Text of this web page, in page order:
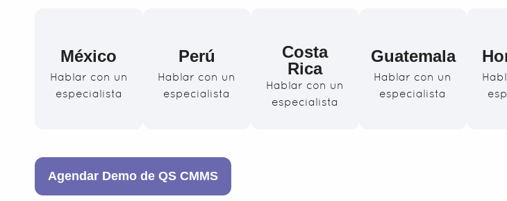
México
Hablar con un
especialista
Perú
Hablar con un
especialista
Costa
Rica
Hablar con un
especialista
Guatemala
Hablar con un
especialista
Agendar Demo de QS CMMS